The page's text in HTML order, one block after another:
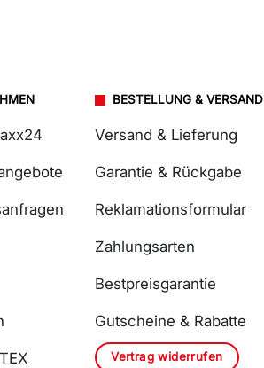
BESTELLUNG & VERSAND
Versand & Lieferung
Garantie & Rückgabe
Reklamationsformular
Zahlungsarten
Bestpreisgarantie
Gutscheine & Rabatte
Vertrag widerrufen